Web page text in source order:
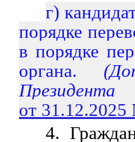
г)
порядке
в порядке
органа.
от
4.